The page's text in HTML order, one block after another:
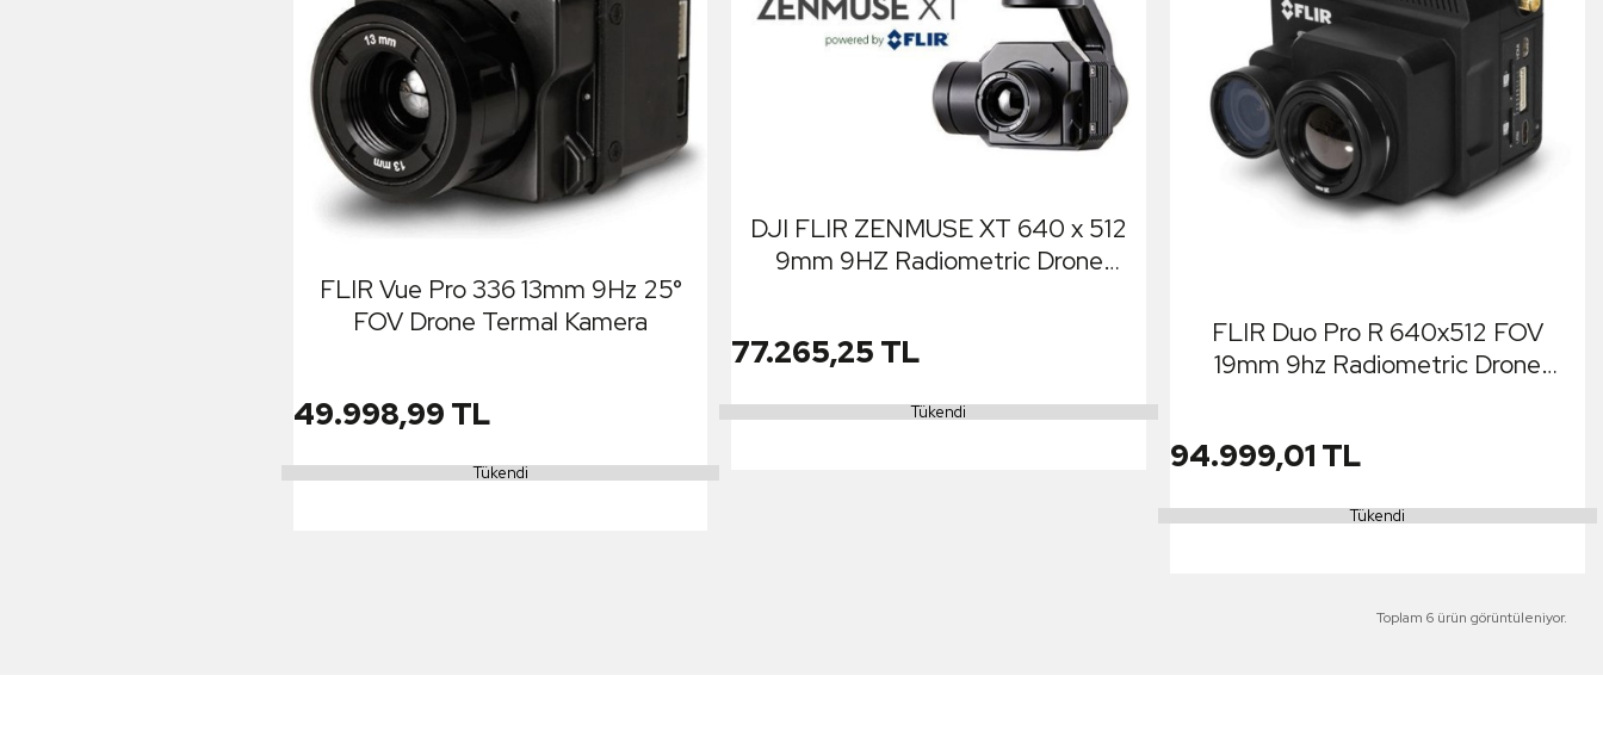
FLIR Vue Pro 336 13mm 9Hz 25°
FOV Drone Termal Kamera
49.998,99 TL
Tükendi
DJI FLIR ZENMUSE XT 640 x 512
9mm 9HZ Radiometric Drone
77.265,25 TL
Tükendi
FLIR Duo Pro R 640x512 FOV
19mm 9hz Radiometric Drone
94.999,01 TL
Tükendi
Toplam 6 ürün görüntüleniyor.